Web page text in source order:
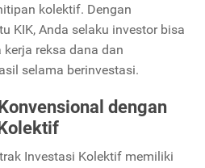
kolektif. Dengan
KIK, Anda selaku investor bisa
reksa dana dan
selama berinvestasi.
dengan
Investasi Kolektif memiliki